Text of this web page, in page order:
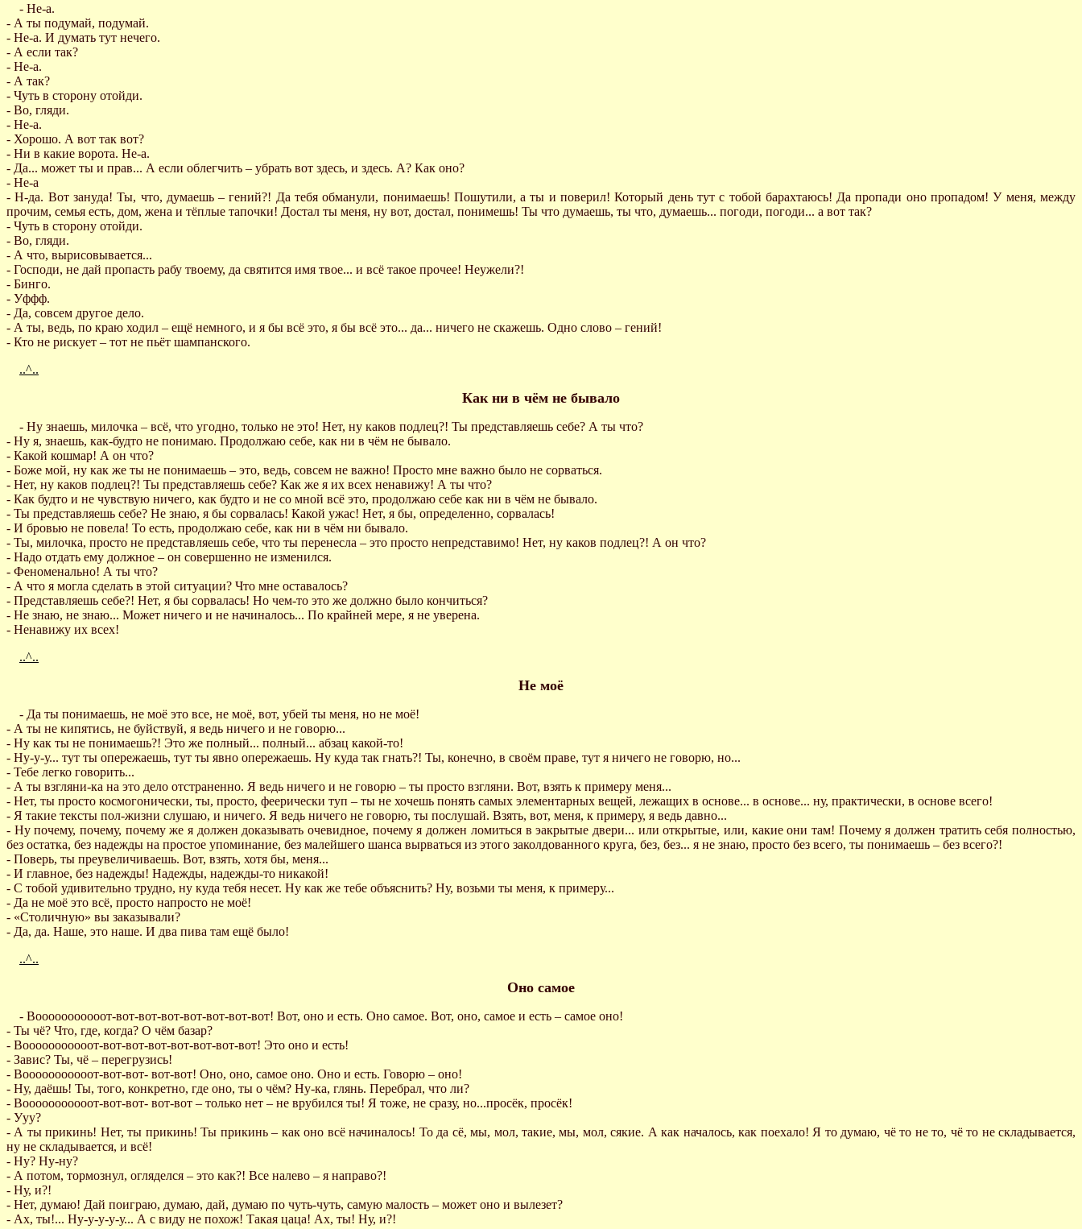
- Не-а.
- А ты подумай, подумай.
- Не-а. И думать тут нечего.
- А если так?
- Не-а.
- А так?
- Чуть в сторону отойди.
- Во, гляди.
- Не-а.
- Хорошо. А вот так вот?
- Ни в какие ворота. Не-а.
- Да... может ты и прав... А если облегчить – убрать вот здесь, и здесь. А? Как оно?
- Не-а
- Н-да. Вот зануда! Ты, что, думаешь – гений?! Да тебя обманули, понимаешь! Пошутили, а ты и поверил! Который день тут с тобой барахтаюсь! Да пропади оно пропадом! У меня, между
прочим, семья есть, дом, жена и тёплые тапочки! Достал ты меня, ну вот, достал, понимешь! Ты что думаешь, ты что, думаешь... погоди, погоди... а вот так?
- Чуть в сторону отойди.
- Во, гляди.
- А что, вырисовывается...
- Господи, не дай пропасть рабу твоему, да святится имя твое... и всё такое прочее! Неужели?!
- Бинго.
- Уффф.
- Да, совсем другое дело.
- А ты, ведь, по краю ходил – ещё немного, и я бы всё это, я бы всё это... да... ничего не скажешь. Одно слово – гений!
- Кто не рискует – тот не пьёт шампанского.
..^..
Как ни в чём не бывало
- Ну знаешь, милочка – всё, что угодно, только не это! Нет, ну каков подлец?! Ты представляешь себе? А ты что?
- Ну я, знаешь, как-будто не понимаю. Продолжаю себе, как ни в чём не бывало.
- Какой кошмар! А он что?
- Боже мой, ну как же ты не понимаешь – это, ведь, совсем не важно! Просто мне важно было не сорваться.
- Нет, ну каков подлец?! Ты представляешь себе? Как же я их всех ненавижу! А ты что?
- Как будто и не чувствую ничего, как будто и не со мной всё это, продолжаю себе как ни в чём не бывало.
- Ты представляешь себе? Не знаю, я бы сорвалась! Какой ужас! Нет, я бы, определенно, сорвалась!
- И бровью не повела! То есть, продолжаю себе, как ни в чём ни бывало.
- Ты, милочка, просто не представляешь себе, что ты перенесла – это просто непредставимо! Нет, ну каков подлец?! А он что?
- Надо отдать ему должное – он совершенно не изменился.
- Феноменально! А ты что?
- А что я могла сделать в этой ситуации? Что мне оставалось?
- Представляешь себе?! Нет, я бы сорвалась! Но чем-то это же должно было кончиться?
- Не знаю, не знаю... Может ничего и не начиналось... По крайней мере, я не уверена.
- Ненавижу их всех!
..^..
Не моё
- Да ты понимаешь, не моё это все, не моё, вот, убей ты меня, но не моё!
- А ты не кипятись, не буйствуй, я ведь ничего и не говорю...
- Ну как ты не понимаешь?! Это же полный... полный... абзац какой-то!
- Ну-у-у... тут ты опережаешь, тут ты явно опережаешь. Ну куда так гнать?! Ты, конечно, в своём праве, тут я ничего не говорю, но...
- Тебе легко говорить...
- А ты взгляни-ка на это дело отстраненно. Я ведь ничего и не говорю – ты просто взгляни. Вот, взять к примеру меня...
- Нет, ты просто космогонически, ты, просто, феерически туп – ты не хочешь понять самых элементарных вещей, лежащих в основе... в основе... ну, практически, в основе всего!
- Я такие тексты пол-жизни слушаю, и ничего. Я ведь ничего не говорю, ты послушай. Взять, вот, меня, к примеру, я ведь давно...
- Ну почему, почему, почему же я должен доказывать очевидное, почему я должен ломиться в эакрытые двери... или открытые, или, какие они там! Почему я должен тратить себя полностью,
без остатка, без надежды на простое упоминание, без малейшего шанса вырваться из этого заколдованного круга, без, без... я не знаю, просто без всего, ты понимаешь – без всего?!
- Поверь, ты преувеличиваешь. Вот, взять, хотя бы, меня...
- И главное, без надежды! Надежды, надежды-то никакой!
- С тобой удивительно трудно, ну куда тебя несет. Ну как же тебе объяснить? Ну, возьми ты меня, к примеру...
- Да не моё это всё, просто напросто не моё!
- «Столичную» вы заказывали?
- Да, да. Наше, это наше. И два пива там ещё было!
..^..
Оно самое
- Вооооооооооот-вот-вот-вот-вот-вот-вот-вот! Вот, оно и есть. Оно самое. Вот, оно, самое и есть – самое оно!
- Ты чё? Что, где, когда? О чём базар?
- Вооооооооооот-вот-вот-вот-вот-вот-вот-вот! Это оно и есть!
- Завис? Ты, чё – перегрузись!
- Вооооооооооот-вот-вот- вот-вот! Оно, оно, самое оно. Оно и есть. Говорю – оно!
- Ну, даёшь! Ты, того, конкретно, где оно, ты о чём? Ну-ка, глянь. Перебрал, что ли?
- Вооооооооооот-вот-вот- вот-вот – только нет – не врубился ты! Я тоже, не сразу, но...просёк, просёк!
- Ууу?
- А ты прикинь! Нет, ты прикинь! Ты прикинь – как оно всё начиналось! То да сё, мы, мол, такие, мы, мол, сякие. А как началось, как поехало! Я то думаю, чё то не то, чё то не складывается,
ну не складывается, и всё!
- Ну? Ну-ну?
- А потом, тормознул, огляделся – это как?! Все налево – я направо?!
- Ну, и?!
- Нет, думаю! Дай поиграю, думаю, дай, думаю по чуть-чуть, самую малость – может оно и вылезет?
- Ах, ты!... Ну-у-у-у-у... А с виду не похож! Такая цаца! Ах, ты! Ну, и?!